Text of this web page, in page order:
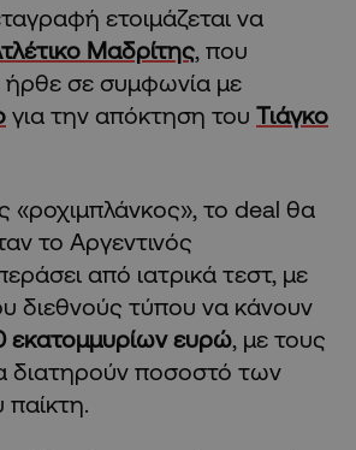
ετοιμάζεται να
Μαδρίτης, που
σε συμφωνία με
για την απόκτηση του Τιάγκο
το deal θα
το Αργεντινός
από ιατρικά τεστ, με
διεθνούς τύπου να κάνουν
εκατομμυρίων ευρώ, με τους
διατηρούν ποσοστό των